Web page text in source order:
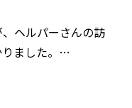
ヘルパーさんの訪
りました。…